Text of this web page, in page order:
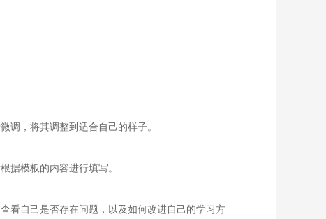
，将其调整到适合自己的样子。
据模板的内容进行填写。
看自己是否存在问题，以及如何改进自己的学习方